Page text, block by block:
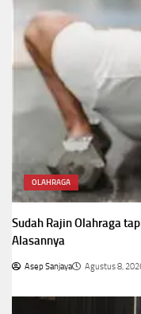
OLAHRAGA
Sudah Rajin Olahraga
Alasannya
Asep Sanjaya Agustus 8,